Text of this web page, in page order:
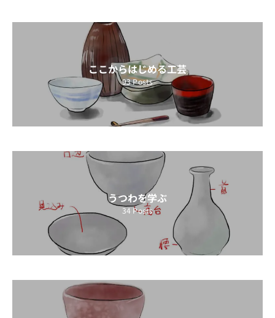
ここからはじめる工芸
93Posts
うつわを学ぶ
34Posts